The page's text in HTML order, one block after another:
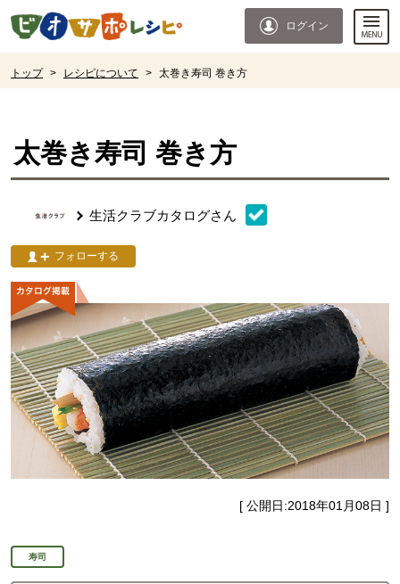
ページの先頭です。
ログイン
トップ > レシピについて > 太巻き寿司 巻き方
太巻き寿司 巻き方
生活クラブカタログさん
フォローする
[ 公開日:2018年01月08日 ]
寿司